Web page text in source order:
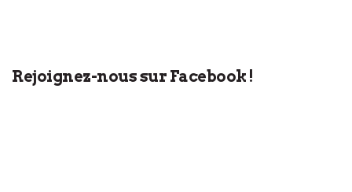
Rejoignez-nous sur Facebook !